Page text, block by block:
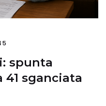
spunta
41 sganciata